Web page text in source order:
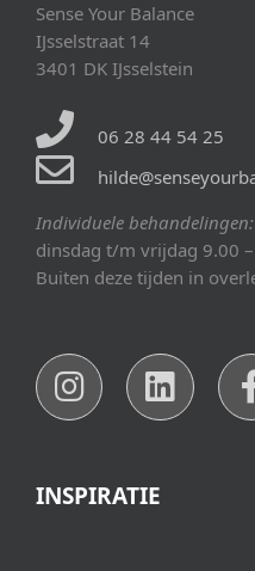
Sense Your Balance
IJsselstraat 14
3401 DK IJsselstein
06 28 44 54 25
Individuele behandelingen:
dinsdag t/m vrijdag 9.00
Buiten deze tijden in
INSPIRATIE